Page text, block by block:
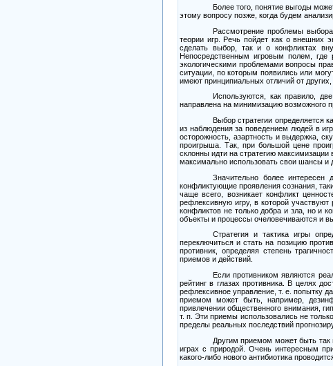
Более того, понятие выгоды
этому вопросу позже, когда будем
Рассмотрение проблемы выбора
теории игр. Речь пойдет как о внешних
сделать выбор, так и о конфликтах
Непосредственным игровым полем, где
экологическими проблемами вопросы
ситуации, по которым появились или
имеют принципиальных отличий от других,
Используются, как правило,
направлена на минимизацию возможного
Выбор стратегии определяется
из наблюдения за поведением людей в
осторожность, азартность и выдержка,
проигрыша. Так, при большой цене
склонны идти на стратегию
максимально использовать свои шансы и
Значительно более интересен
конфликтующие проявления сознания,
чаще всего, возникает конфликт
рефлексивную игру, в которой
конфликтов не только добра и зла, но и
объекты и процессы очеловечиваются и
Стратегия и тактика игры
переключиться и стать на позицию
противник, определяя степень
приемов и действий.
Если противником являются
рейтинг в глазах противника. В целях
рефлексивное управление, т. е. попытку
приемом может быть, например,
привлечении общественного внимания,
т. п. Эти приемы использовались не
пределы реальных последствий
Другим приемом может быть так
играх с природой. Очень интересным
какого-либо нового антибиотика